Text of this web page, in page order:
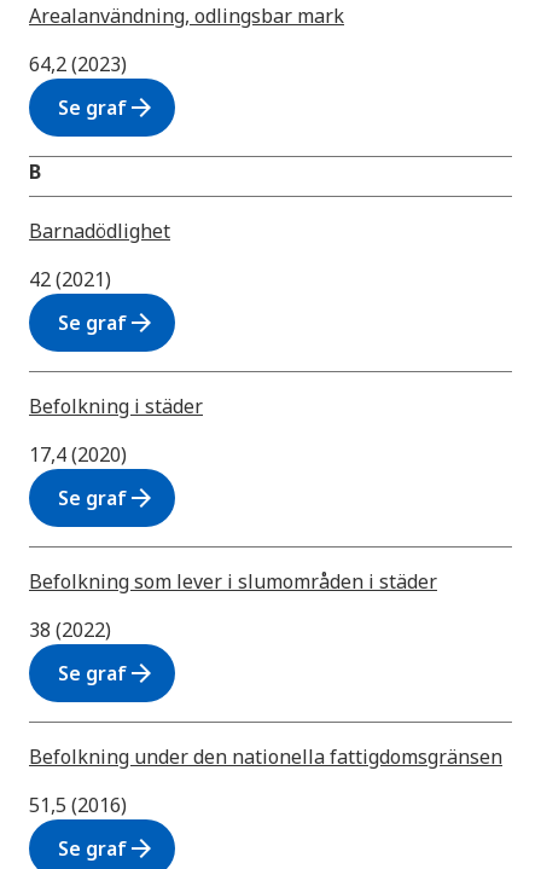
Arealanvändning, odlingsbar mark
64,2 (2023)
Se grafarrow_forward
B
Barnadödlighet
42 (2021)
Se grafarrow_forward
Befolkning i städer
17,4 (2020)
Se grafarrow_forward
Befolkning som lever i slumområden i städer
38 (2022)
Se grafarrow_forward
Befolkning under den nationella fattigdomsgränsen
51,5 (2016)
Se grafarrow_forward